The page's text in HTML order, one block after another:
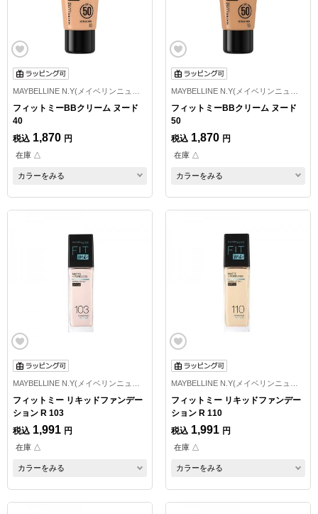
フィットミーBBクリーム ヌード
40
税込 1,870 円
在庫 △
カラーをみる
フィットミーBBクリーム ヌード
50
税込 1,870 円
在庫 △
カラーをみる
フィットミー リキッドファンデー
ション R 103
税込 1,991 円
在庫 △
カラーをみる
フィットミー リキッドファンデー
ション R 110
税込 1,991 円
在庫 △
カラーをみる